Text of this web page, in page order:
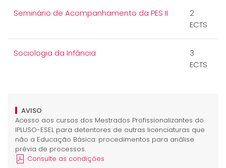
AVISO
Acesso aos cursos dos Mestrados Profissionalizantes do
IPLUSO-ESEL para detentores de outras licenciaturas que
não a Educação Básica: procedimentos para análise
prévia de processos.
Consulte as condições
Seminário de Acompanhamento da PES II
2
ECTS
Sociologia da Infância
3
ECTS